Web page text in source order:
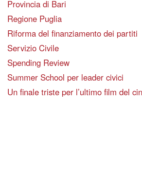
Provincia di Bari
Regione Puglia
Riforma del finanziamento dei partiti
Servizio Civile
Spending Review
Summer School per leader civici
Un finale triste per l’ultimo film del